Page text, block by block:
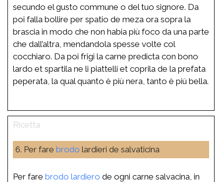
secundo el gusto commune o del tuo signore. Da
poi falla bollire per spatio de meza ora sopra la
brascia in modo che non habia più foco da una parte
che dall’altra, mendandola spesse volte col
cocchiaro. Da poi frigi la carne predicta con bono
lardo et spartila ne li piattelli et coprila de la prefata
peperata, la qual quanto è più nera, tanto è più bella.
6. Per fare brodo lardieri de salvaticina
Per fare brodo lardiero de ogni carne salvacina, in